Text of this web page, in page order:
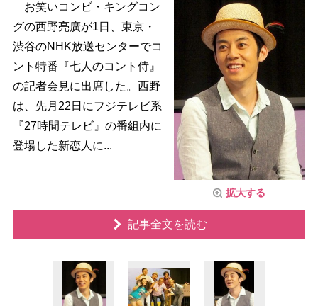
拡大する
お笑いコンビ・キングコン
グの西野亮廣が1日、東京・
渋谷のNHK放送センターでコ
ント特番『七人のコント侍』
の記者会見に出席した。西野
は、先月22日にフジテレビ系
『27時間テレビ』の番組内に
登場した新恋人に...
記事全文を読む